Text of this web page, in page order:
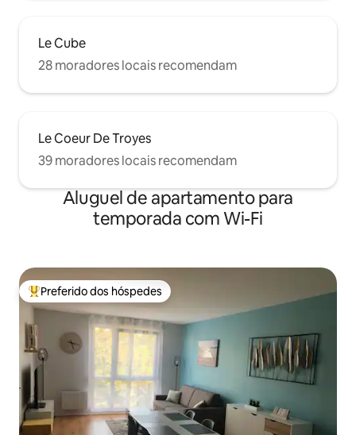
Le Cube
28 moradores locais recomendam
Le Coeur De Troyes
39 moradores locais recomendam
Aluguel de apartamento para
temporada com Wi-Fi
Entre os melhores preferidos dos hóspedes
Preferido dos hóspedes